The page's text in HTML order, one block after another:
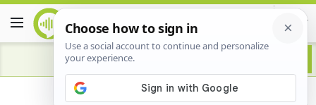
Advertisement